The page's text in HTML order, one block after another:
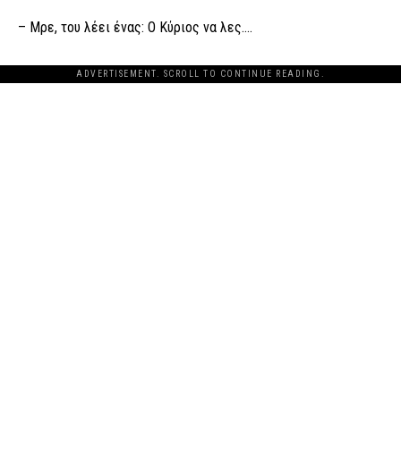
– Μρε, του λέει ένας: Ο Κύριος να λες….
ADVERTISEMENT. SCROLL TO CONTINUE READING.